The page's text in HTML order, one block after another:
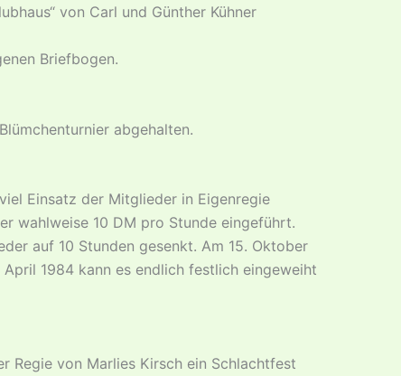
von Carl und Günther Kühner
Briefbogen.
abgehalten.
Einsatz der Mitglieder in Eigenregie
wahlweise 10 DM pro Stunde eingeführt.
auf 10 Stunden gesenkt. Am 15. Oktober
1984 kann es endlich festlich eingeweiht
Regie von Marlies Kirsch ein Schlachtfest